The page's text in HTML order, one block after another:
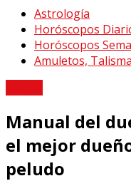
Astrología
Horóscopos
Horóscopos
Amuletos,
Manual del
el mejor
peludo